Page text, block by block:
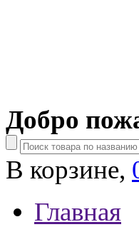
Добро
В корзине,
Главная